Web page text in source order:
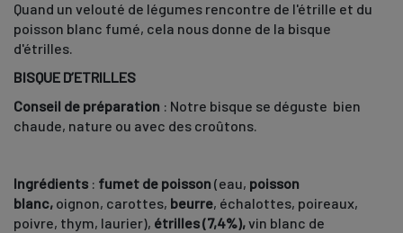
Quand un velouté de légumes rencontre de l'étrille et du
poisson blanc fumé, cela nous donne de la bisque
d'étrilles.
BISQUE D’ETRILLES
Conseil de préparation : Notre bisque se déguste bien
chaude, nature ou avec des croûtons.
Ingrédients : fumet de poisson (eau, poisson
blanc, oignon, carottes, beurre, échalottes, poireaux,
poivre, thym, laurier), étrilles (7,4%),vin blanc de